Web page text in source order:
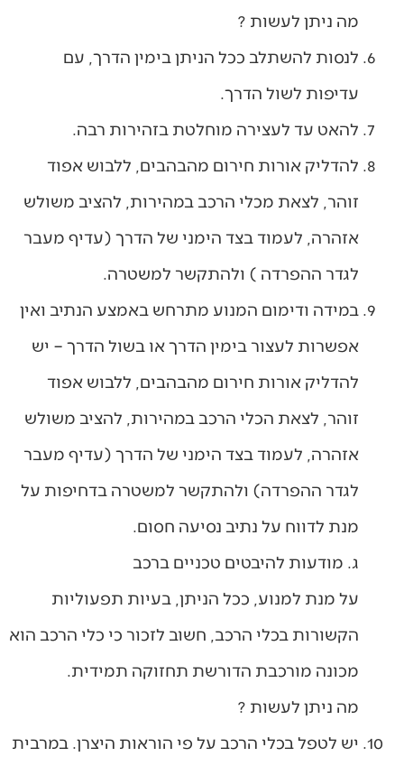
מה ניתן לעשות ?
לנסות להשתלב ככל הניתן בימין הדרך, עם
עדיפות לשול הדרך.
להאט עד לעצירה מוחלטת בזהירות רבה.
להדליק אורות חירום מהבהבים, ללבוש אפוד
זוהר, לצאת מכלי הרכב במהירות, להציב משולש
אזהרה, לעמוד בצד הימני של הדרך (עדיף מעבר
לגדר ההפרדה ) ולהתקשר למשטרה.
במידה ודימום המנוע מתרחש באמצע הנתיב ואין
אפשרות לעצור בימין הדרך או בשול הדרך – יש
להדליק אורות חירום מהבהבים, ללבוש אפוד
זוהר, לצאת הכלי הרכב במהירות, להציב משולש
אזהרה, לעמוד בצד הימני של הדרך (עדיף מעבר
לגדר ההפרדה) ולהתקשר למשטרה בדחיפות על
מנת לדווח על נתיב נסיעה חסום.
ג. מודעות להיבטים טכניים ברכב
על מנת למנוע, ככל הניתן, בעיות תפעוליות
הקשורות בכלי הרכב, חשוב לזכור כי כלי הרכב הוא
מכונה מורכבת הדורשת תחזוקה תמידית.
מה ניתן לעשות ?
יש לטפל בכלי הרכב על פי הוראות היצרן. במרבית